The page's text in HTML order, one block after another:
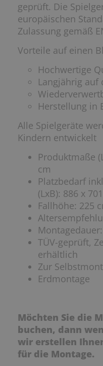
geprüft. Die
europäischen
Zulassung gemäß
Vorteile auf einen
Hochwertige
Langjährig auf
Herstellung in
Alle Spielgeräte
Kindern entwickelt
Produktmaße
cm
Platzbedarf
(LxB): 886 x
Fallhöhe: 225
TÜV-geprüft,
erhältlich
Zur
Erdmontage
Möchten Sie die
buchen, dann
wir erstellen
für die Montage.